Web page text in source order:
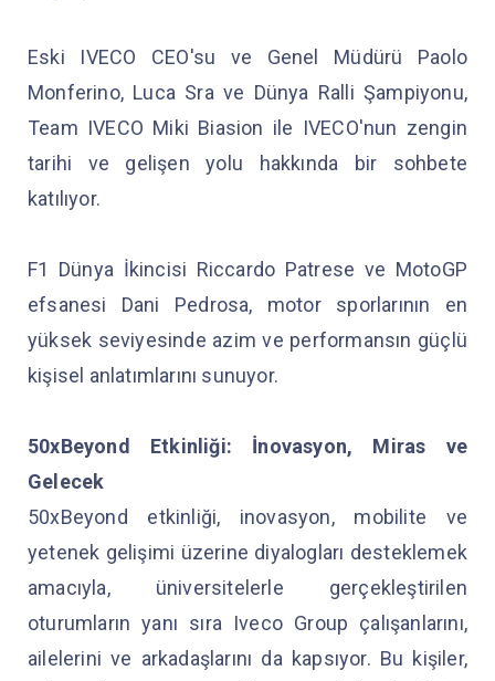
Eski IVECO CEO'su ve Genel Müdürü Paolo
Monferino, Luca Sra ve Dünya Ralli Şampiyonu,
Team IVECO Miki Biasion ile IVECO'nun zengin
tarihi ve gelişen yolu hakkında bir sohbete
katılıyor.
F1 Dünya İkincisi Riccardo Patrese ve MotoGP
efsanesi Dani Pedrosa, motor sporlarının en
yüksek seviyesinde azim ve performansın güçlü
kişisel anlatımlarını sunuyor.
50xBeyond Etkinliği: İnovasyon, Miras ve
Gelecek
50xBeyond etkinliği, inovasyon, mobilite ve
yetenek gelişimi üzerine diyalogları desteklemek
amacıyla, üniversitelerle gerçekleştirilen
oturumların yanı sıra Iveco Group çalışanlarını,
ailelerini ve arkadaşlarını da kapsıyor. Bu kişiler,